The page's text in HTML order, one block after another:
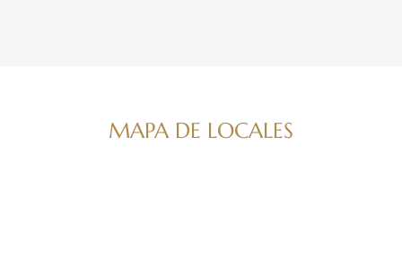
MAPA DE LOCALES